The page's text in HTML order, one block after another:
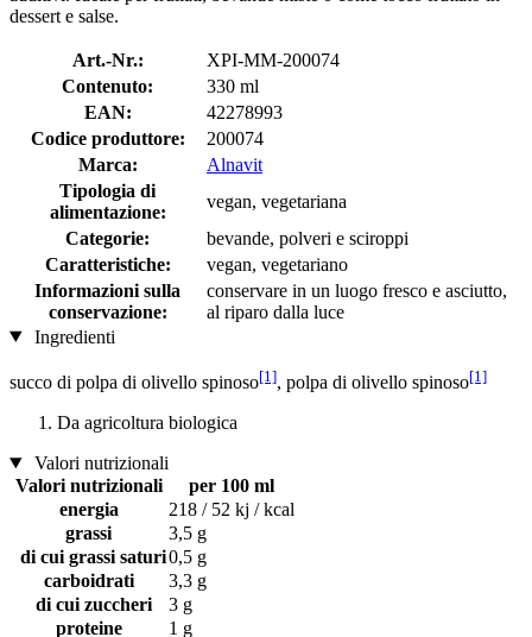
dessert e salse.
Art.-Nr.:
XPI-MM-200074
Contenuto:
330 ml
EAN:
42278993
Codice produttore:
200074
Marca:
Alnavit
Tipologia di
alimentazione:
vegan, vegetariana
Categorie:
bevande, polveri e sciroppi
Caratteristiche:
vegan, vegetariano
Informazioni sulla
conservazione:
conservare in un luogo fresco e asciutto,
al riparo dalla luce
Ingredienti
succo di polpa di olivello spinoso[1], polpa di olivello spinoso[1]
Da agricoltura biologica
Valori nutrizionali
Valori nutrizionali
per 100 ml
energia
218 / 52 kj / kcal
grassi
3,5 g
di cui grassi saturi0,5 g
carboidrati
3,3 g
di cui zuccheri
3 g
proteine
1 g